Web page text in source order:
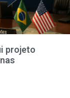
projeto